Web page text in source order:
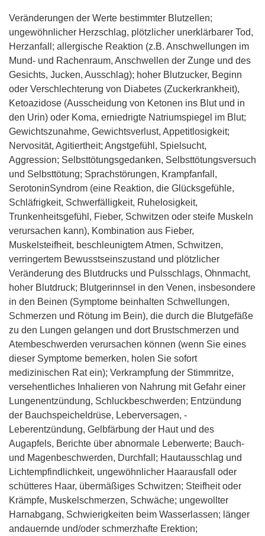
Veränderungen der Werte bestimmter Blutzellen;
ungewöhnlicher Herzschlag, plötzlicher unerklärbarer Tod,
Herzanfall; allergische Reaktion (z.B. Anschwellungen im
Mund- und Rachenraum, Anschwellen der Zunge und des
Gesichts, Jucken, Ausschlag); hoher Blutzucker, Beginn
oder Verschlechterung von Diabetes (Zuckerkrankheit),
Ketoazidose (Ausscheidung von Ketonen ins Blut und in
den Urin) oder Koma, erniedrigte Natriumspiegel im Blut;
Gewichtszunahme, Gewichtsverlust, Appetitlosigkeit;
Nervosität, Agitiertheit; Angstgefühl, Spielsucht,
Aggression; Selbsttötungsgedanken, Selbsttötungsversuch
und Selbsttötung; Sprachstörungen, Krampfanfall,
SerotoninSyndrom (eine Reaktion, die Glücksgefühle,
Schläfrigkeit, Schwerfälligkeit, Ruhelosigkeit,
Trunkenheitsgefühl, Fieber, Schwitzen oder steife Muskeln
verursachen kann), Kombination aus Fieber,
Muskelsteifheit, beschleunigtem Atmen, Schwitzen,
verringertem Bewusstseinszustand und plötzlicher
Veränderung des Blutdrucks und Pulsschlags, Ohnmacht,
hoher Blutdruck; Blutgerinnsel in den Venen, insbesondere
in den Beinen (Symptome beinhalten Schwellungen,
Schmerzen und Rötung im Bein), die durch die Blutgefäße
zu den Lungen gelangen und dort Brustschmerzen und
Atembeschwerden verursachen können (wenn Sie eines
dieser Symptome bemerken, holen Sie sofort
medizinischen Rat ein); Verkrampfung der Stimmritze,
versehentliches Inhalieren von Nahrung mit Gefahr einer
Lungenentzündung, Schluckbeschwerden; Entzündung
der Bauchspeicheldrüse, Leberversagen, ­
Leberentzündung, Gelbfärbung der Haut und des
Augapfels, Berichte über abnormale Leberwerte; Bauch-
und Magenbeschwerden, Durchfall; Hautausschlag und
Lichtempfindlichkeit, ungewöhnlicher Haarausfall oder
schütteres Haar, übermäßiges Schwitzen; Steifheit oder
Krämpfe, Muskelschmerzen, Schwäche; ungewollter
Harnabgang, Schwierigkeiten beim Wasserlassen; länger
andauernde und/oder schmerzhafte Erektion;